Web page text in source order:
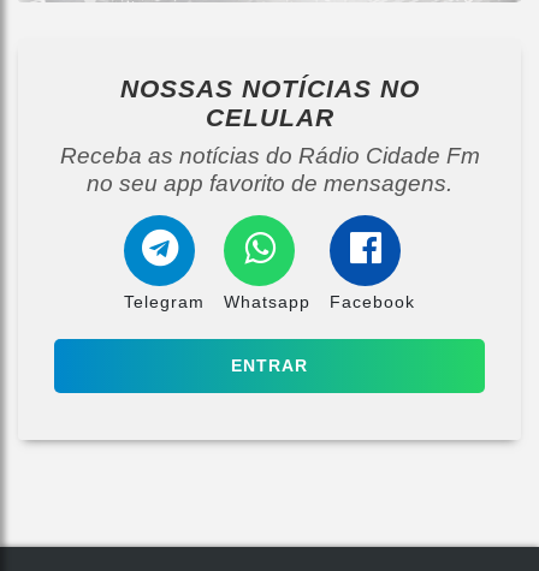
NOSSAS NOTÍCIAS NO
CELULAR
Receba as notícias do Rádio Cidade Fm
no seu app favorito de mensagens.
Telegram Whatsapp Facebook
ENTRAR